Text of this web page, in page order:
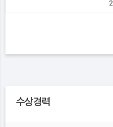
2
수상경력